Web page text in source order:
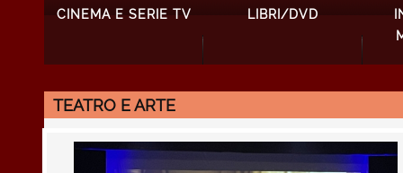
CINEMA E SERIE TV LIBRI/DVD
TEATRO E ARTE